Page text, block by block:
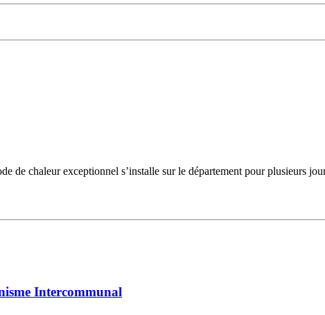
chaleur exceptionnel s’installe sur le département pour plusieurs
Intercommunal